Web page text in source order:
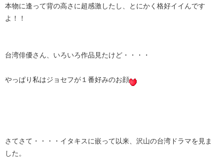
本物に逢って背の高さに超感激したし、とにかく格好イイんです
よ！！
台湾俳優さん、いろいろ作品見たけど・・・・
やっぱり私はジョセフが１番好みのお顔
さてさて・・・・イタキスに嵌って以来、沢山の台湾ドラマを見ま
した。